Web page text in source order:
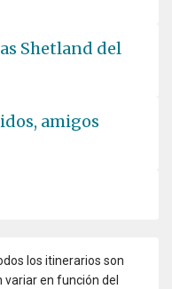
Shetland del
amigos
los itinerarios son
en función del